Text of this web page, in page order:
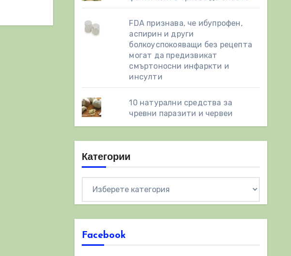
FDA признава, че ибупрофен,
аспирин и други
болкоуспокояващи без рецепта
могат да предизвикат
смъртоносни инфаркти и
инсулти
10 натурални средства за
чревни паразити и червеи
Категории
Facebook